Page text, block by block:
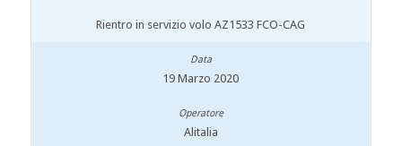
Rientro in servizio volo AZ1533 FCO-CAG
19 Marzo 2020
Alitalia